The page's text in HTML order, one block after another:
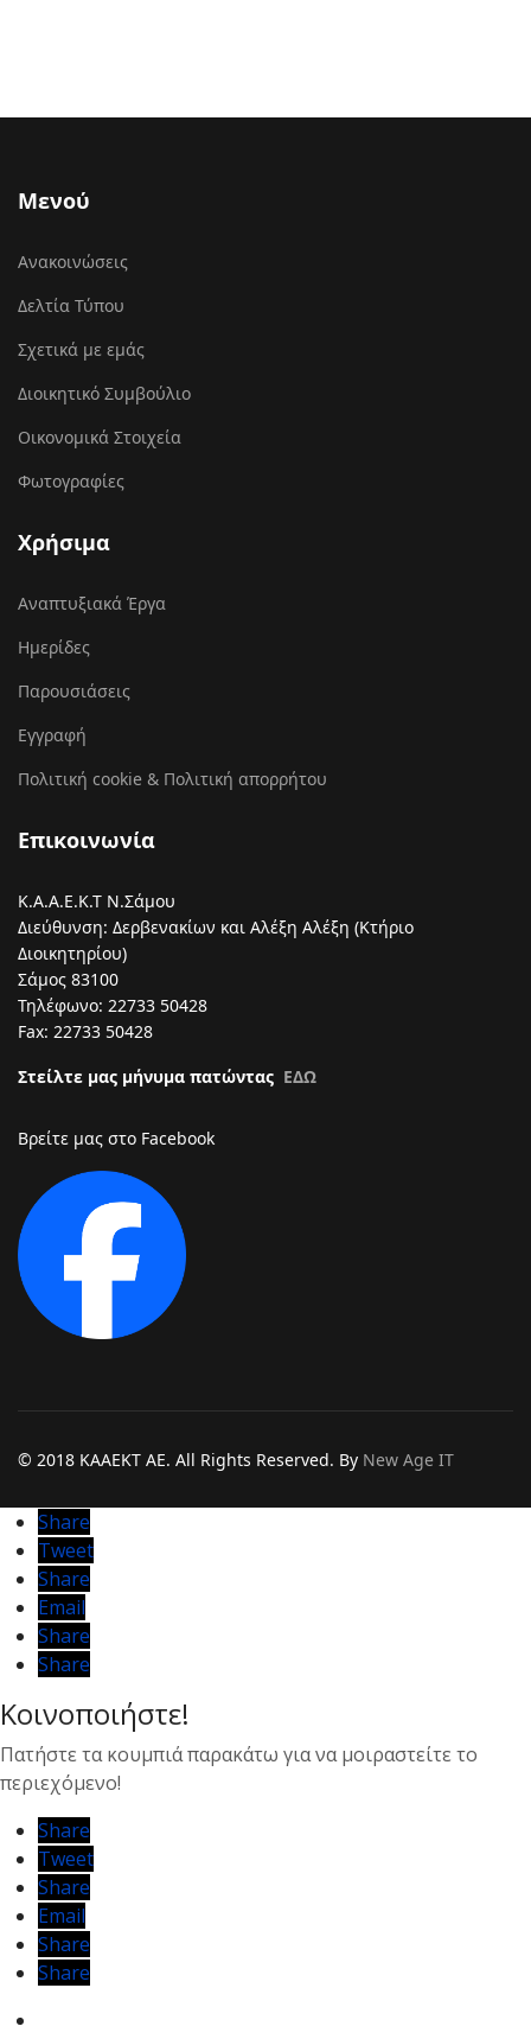
Μενού
Ανακοινώσεις
Δελτία Τύπου
Σχετικά με εμάς
Διοικητικό Συμβούλιο
Οικονομικά Στοιχεία
Φωτογραφίες
Χρήσιμα
Αναπτυξιακά Έργα
Ημερίδες
Παρουσιάσεις
Εγγραφή
Πολιτική cookie & Πολιτική απορρήτου
Επικοινωνία
Κ.Α.Α.Ε.Κ.Τ Ν.Σάμου
Διεύθυνση: Δερβενακίων και Αλέξη Αλέξη (Κτήριο
Διοικητηρίου)
Σάμος 83100
Τηλέφωνο: 22733 50428
Fax: 22733 50428
Στείλτε μας μήνυμα πατώντας ΕΔΩ
Βρείτε μας στο Facebook
© 2018 KAAEKT AE. All Rights Reserved. By New Age IT
Share
Tweet
Share
Email
Share
Share
Text
Κοινοποιήστε!
Text
Πατήστε τα κουμπιά παρακάτω για να μοιραστείτε το
περιεχόμενο!
Share
Tweet
Share
Email
Share
Share